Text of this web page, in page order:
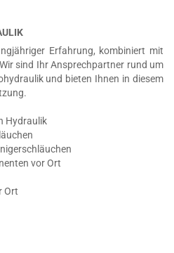
Erfahrung, kombiniert mit
sind Ihr Ansprechpartner rund um
und bieten Ihnen in diesem
Hydraulik
vor Ort
Ort